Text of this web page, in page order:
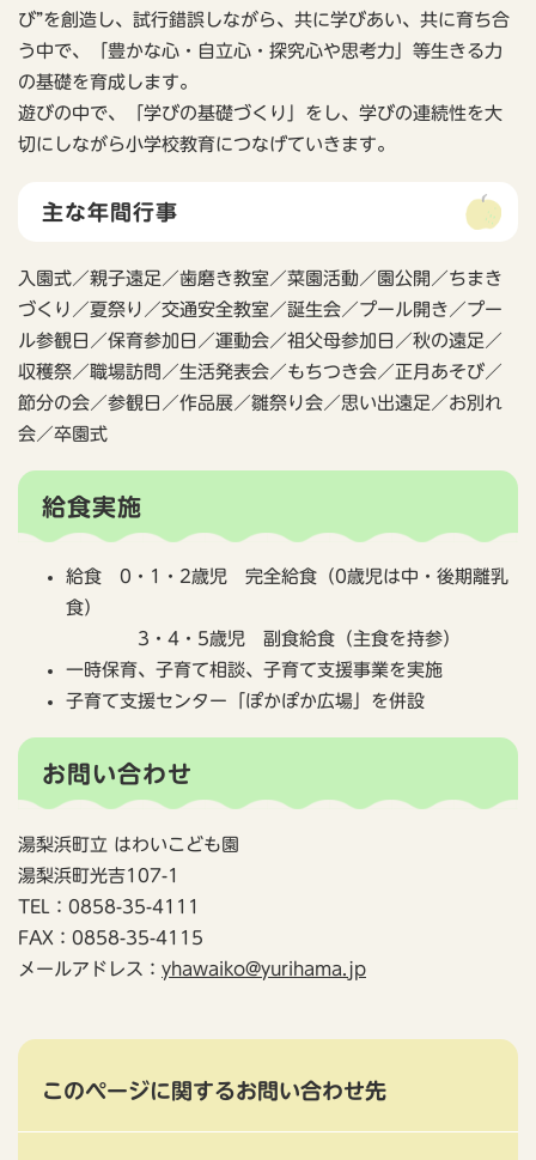
び”を創造し、試行錯誤しながら、共に学びあい、共に育ち合
う中で、「豊かな心・自立心・探究心や思考力」等生きる力
の基礎を育成します。
遊びの中で、「学びの基礎づくり」をし、学びの連続性を大
切にしながら小学校教育につなげていきます。
主な年間行事
入園式／親子遠足／歯磨き教室／菜園活動／園公開／ちまき
づくり／夏祭り／交通安全教室／誕生会／プール開き／プー
ル参観日／保育参加日／運動会／祖父母参加日／秋の遠足／
収穫祭／職場訪問／生活発表会／もちつき会／正月あそび／
節分の会／参観日／作品展／雛祭り会／思い出遠足／お別れ
会／卒園式
給食実施
給食 0・1・2歳児 完全給食（0歳児は中・後期離乳
食）
3・4・5歳児 副食給食（主食を持参）
一時保育、子育て相談、子育て支援事業を実施
子育て支援センター「ぽかぽか広場」を併設
お問い合わせ
湯梨浜町立 はわいこども園
湯梨浜町光吉107-1
TEL：0858-35-4111
FAX：0858-35-4115
メールアドレス： yhawaiko@yurihama.jp
このページに関するお問い合わせ先